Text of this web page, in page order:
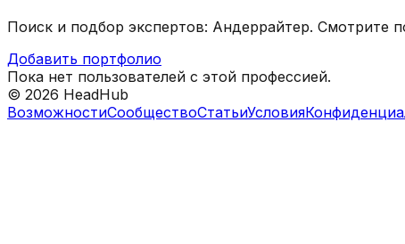
Поиск и подбор экспертов: Андеррайтер. Смотрите
Добавить портфолио
Пока нет пользователей с этой профессией.
© 2026 HeadHub
ВозможностиСообществоСтатьиУсловия